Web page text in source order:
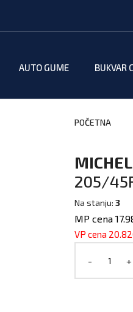
AUTO GUME BUKVAR
POČETNA
205/
Na stanju: 3
MP cena
VP cena
- +